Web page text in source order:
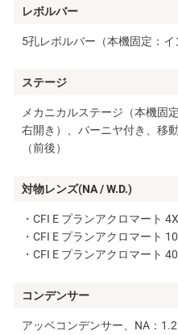
レボルバー
5孔レボルバー（本機固定：イ
ステージ
メカニカルステージ（本機固
右開き）、バーニヤ付き、移
（前後）
対物レンズ(NA / W.D.)
・CFI E プランアクロマート
・CFI E プランアクロマート
・CFI E プランアクロマート
コンデンサー
アッベコンデンサー、NA：